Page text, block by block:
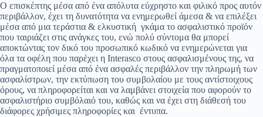
Ο επισκέπτης μέσα από ένα απόλυτα εύχρηστο και φιλικό προς αυτόν
περιβάλλον, έχει τη δυνατότητα να ενημερωθεί άμεσα & να επιλέξει
μέσα από μια τεράστια & ελκυστική γκάμα το ασφαλιστικό προϊόν
που ταιριάζει στις ανάγκες του, ενώ πολύ σύντομα θα μπορεί
αποκτώντας τον δικό του προσωπικό κωδικό να ενημερώνεται για
όλα τα οφέλη που παρέχει η Interasco στους ασφαλισμένους της, να
πραγματοποιεί μέσα από ένα ασφαλές περιβάλλον την πληρωμή των
ασφαλίστρων, την εκτύπωση του συμβολαίου με τους αντίστοιχους
όρους, να πληροφορείται και να λαμβάνει στοιχεία που αφορούν το
ασφαλιστήριο συμβόλαιό του, καθώς και να έχει στη διάθεσή του
διάφορες χρήσιμες πληροφορίες και έντυπα.